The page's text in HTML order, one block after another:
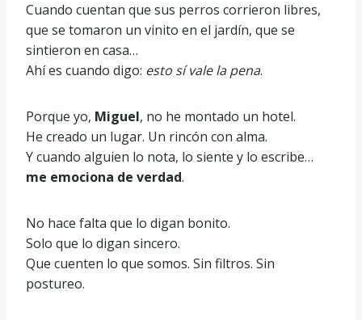
Cuando cuentan que sus perros corrieron libres,
que se tomaron un vinito en el jardín, que se
sintieron en casa…
Ahí es cuando digo: esto sí vale la pena.
Porque yo, Miguel, no he montado un hotel.
He creado un lugar. Un rincón con alma.
Y cuando alguien lo nota, lo siente y lo escribe…
me emociona de verdad.
No hace falta que lo digan bonito.
Solo que lo digan sincero.
Que cuenten lo que somos. Sin filtros. Sin
postureo.